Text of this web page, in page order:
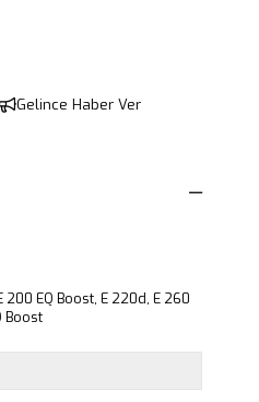
Gelince Haber Ver
200 EQ Boost, E 220d, E 260
Boost